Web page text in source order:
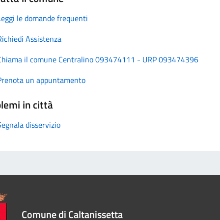
le domande frequenti
Assistenza
il comune Centralino 093474111 - URP 093474396
un appuntamento
in città
disservizio
Comune di Caltanissetta